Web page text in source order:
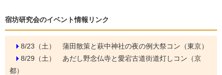
宿坊研究会のイベント情報リンク
8/23（土） 蒲田散策と萩中神社の夜の例大祭コン（東京）
8/29（土） あだし野念仏寺と愛宕古道街道灯しコン（京
都）